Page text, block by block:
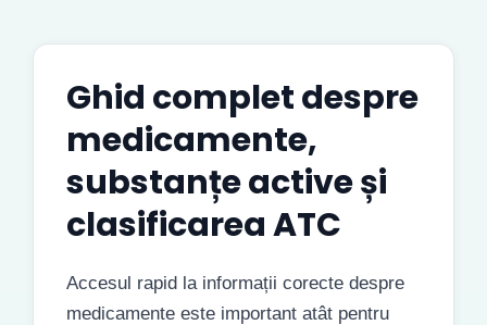
Ghid complet despre
medicamente,
substanțe active și
clasificarea ATC
Accesul rapid la informații corecte despre
medicamente este important atât pentru